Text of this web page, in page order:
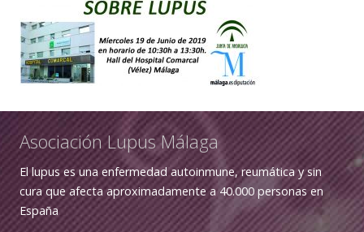
Asociación Lupus Málaga
El lupus es una enfermedad autoinmune, reumática y sin
cura que afecta aproximadamente a 40.000 personas en
España